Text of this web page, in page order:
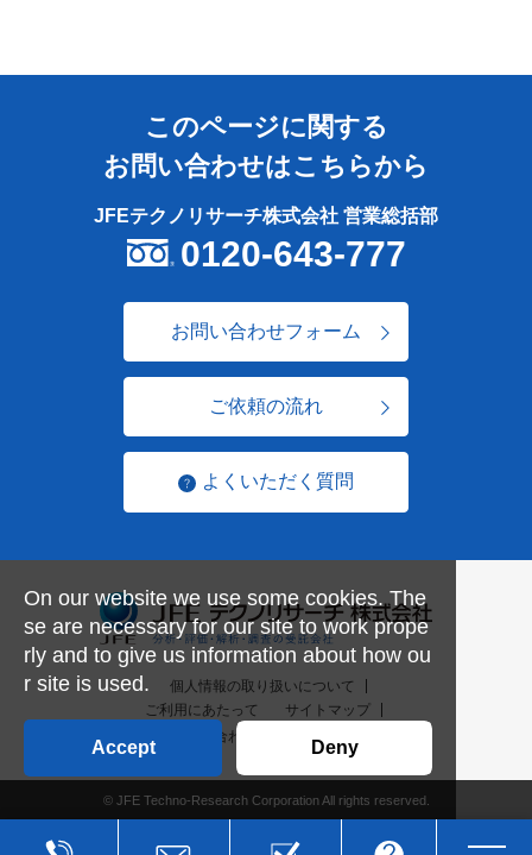
このページに関する
お問い合わせはこちらから
JFEテクノリサーチ株式会社 営業総括部
0120-643-777
お問い合わせフォーム
ご依頼の流れ
よくいただく質問
個人情報の取り扱いについて
ご利用にあたって
サイトマップ
お問い合わせ一覧
English
© JFE Techno-Research Corporation All rights reserved.
On our website we use some cookies. The
se are necessary for our site to work prope
rly and to give us information about how ou
r site is used.
Accept Deny